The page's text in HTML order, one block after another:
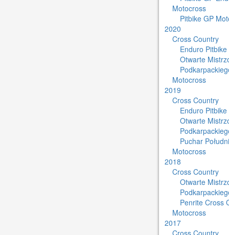
Motocross
Pitbike GP
2020
Cross Country
Enduro Pitbike
Otwarte
Motocross
2019
Cross Country
Enduro Pitbike
Otwarte
Puchar
Motocross
2018
Cross Country
Otwarte
Penrite Cross
Motocross
2017
Cross Country